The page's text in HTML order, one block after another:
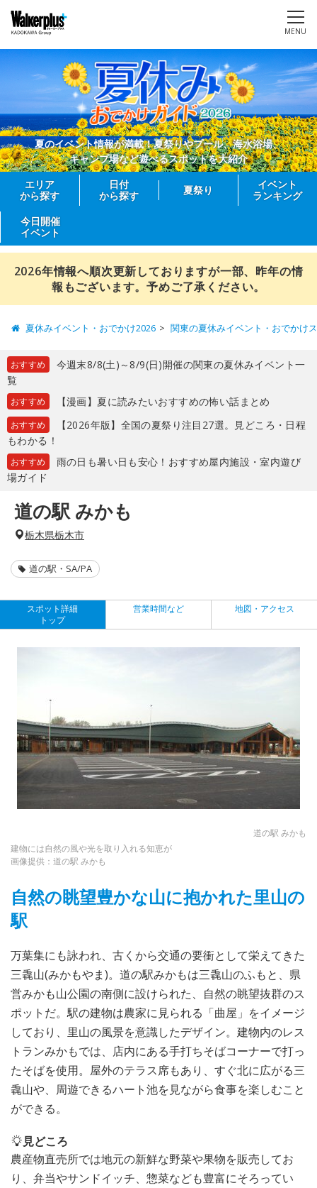
MENU
夏のイベント情報が満載！夏祭りやプール、海水浴場、
キャンプ場など遊べるスポットを大紹介
エリア
から探す
日付
から探す
夏祭り
イベント
ランキング
今日開催
イベント
2026年情報へ順次更新しておりますが一部、昨年の情
報もございます。予めご了承ください。
夏休みイベント・おでかけ2026 関東の夏休みイベント・おでかけ
おすすめ
今週末8/8(土)～8/9(日)開催の関東の夏休みイベント一
覧
おすすめ 【漫画】夏に読みたいおすすめの怖い話まとめ
おすすめ
【2026年版】全国の夏祭り注目27選。見どころ・日程
もわかる！
おすすめ
雨の日も暑い日も安心！おすすめ屋内施設・室内遊び
場ガイド
道の駅 みかも
栃木県栃木市
道の駅・SA/PA
スポット詳細
トップ
営業時間など 地図・アクセス
道の駅 みかも
建物には自然の風や光を取り入れる知恵が
画像提供：道の駅 みかも
自然の眺望豊かな山に抱かれた里山の
駅
万葉集にも詠われ、古くから交通の要衝として栄えてきた
三毳山(みかもやま)。道の駅みかもは三毳山のふもと、県
営みかも山公園の南側に設けられた、自然の眺望抜群のス
ポットだ。駅の建物は農家に見られる「曲屋」をイメージ
しており、里山の風景を意識したデザイン。建物内のレス
トランみかもでは、店内にある手打ちそばコーナーで打っ
たそばを使用。屋外のテラス席もあり、すぐ北に広がる三
毳山や、周遊できるハート池を見ながら食事を楽しむこと
ができる。
見どころ
農産物直売所では地元の新鮮な野菜や果物を販売してお
り、弁当やサンドイッチ、惣菜なども豊富にそろってい